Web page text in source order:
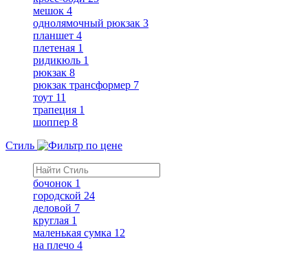
мешок 4
однолямочный рюкзак 3
планшет 4
плетеная 1
ридикюль 1
рюкзак 8
рюкзак трансформер 7
тоут 11
трапеция 1
шоппер 8
Стиль
бочонок 1
городской 24
деловой 7
круглая 1
маленькая сумка 12
на плечо 4